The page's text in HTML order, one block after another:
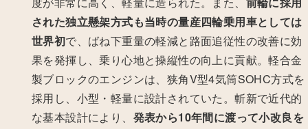
された独立懸架方式も当時の量産四輪乗用車としては
世界初で、ばね下重量の軽減と路面追従性の改善に効
果を発揮し、乗り心地と操縦性の向上に貢献。軽合金
製ブロックのエンジンは、狭角V型4気筒SOHC方式を
採用し、小型・軽量に設計されていた。斬新で近代的
な基本設計により、 発表から10年間に渡って小改良を